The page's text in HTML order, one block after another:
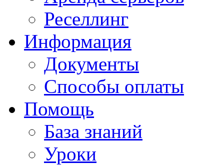
Реселлинг
Информация
Документы
Способы оплаты
Помощь
База знаний
Уроки